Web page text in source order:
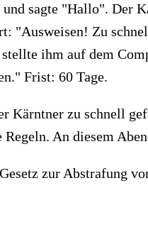
sagte "Hallo".
"Ausweisen! Zu
ihm auf dem
Frist: 60 Tage.
zu schnell
An diesem
zur Abstrafung